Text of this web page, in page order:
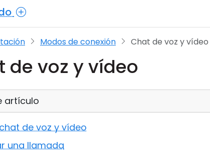
Modos de conexión Chat de voz y vídeo
de voz y vídeo
artículo
de voz y vídeo
una llamada